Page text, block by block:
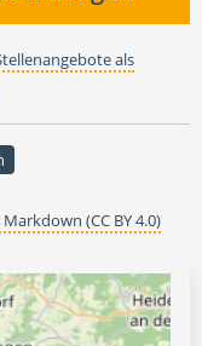
als
(CC BY 4.0)